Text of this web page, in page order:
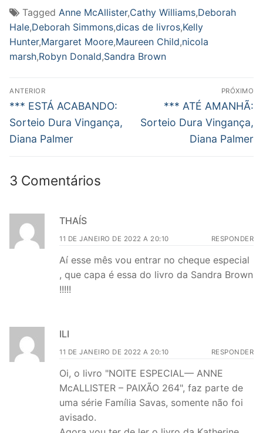
Tagged Anne McAllister,Cathy Williams,Deborah
Hale,Deborah Simmons,dicas de livros,Kelly
Hunter,Margaret Moore,Maureen Child,nicola
marsh,Robyn Donald,Sandra Brown
Navegação
de
Post
ANTERIOR
Post
anterior:
*** ESTÁ ACABANDO:
Sorteio Dura Vingança,
Diana Palmer
PRÓXIMO
Próximo
post:
*** ATÉ AMANHÃ:
Sorteio Dura Vingança,
Diana Palmer
3 Comentários
THAÍS
11 DE JANEIRO DE 2022 A 20:10 RESPONDER
Aí esse mês vou entrar no cheque especial
, que capa é essa do livro da Sandra Brown
!!!!!
ILI
11 DE JANEIRO DE 2022 A 20:10 RESPONDER
Oi, o livro "NOITE ESPECIAL— ANNE
McALLISTER – PAIXÃO 264", faz parte de
uma série Família Savas, somente não foi
avisado.